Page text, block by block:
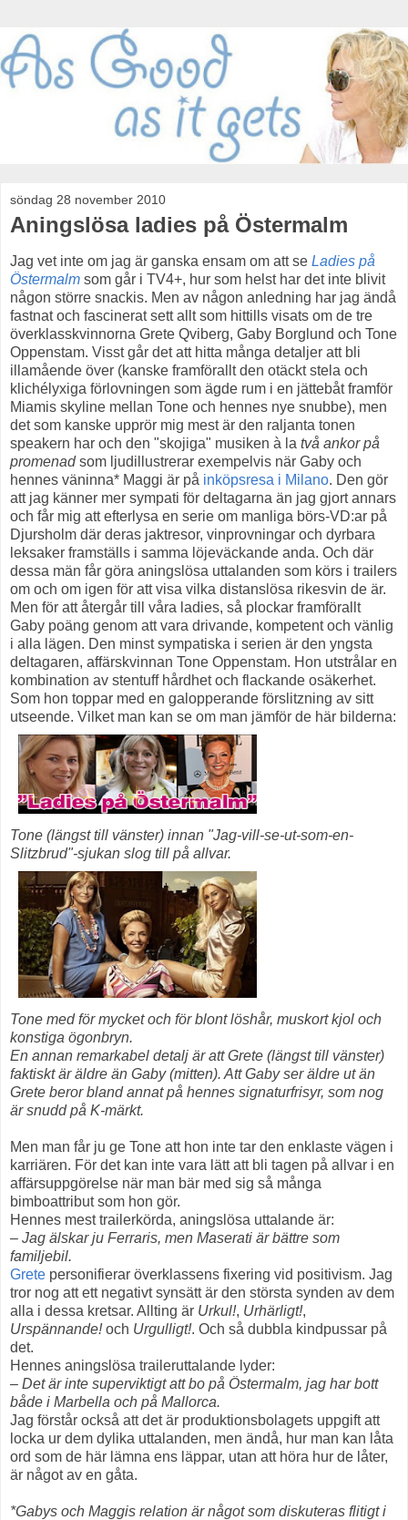
söndag 28 november 2010
Aningslösa ladies på Östermalm
Jag vet inte om jag är ganska ensam om att se Ladies på
Östermalm som går i TV4+, hur som helst har det inte blivit
någon större snackis. Men av någon anledning har jag ändå
fastnat och fascinerat sett allt som hittills visats om de tre
överklasskvinnorna Grete Qviberg, Gaby Borglund och Tone
Oppenstam. Visst går det att hitta många detaljer att bli
illamående över (kanske framförallt den otäckt stela och
klichélyxiga förlovningen som ägde rum i en jättebåt framför
Miamis skyline mellan Tone och hennes nye snubbe), men
det som kanske upprör mig mest är den raljanta tonen
speakern har och den "skojiga" musiken à la två ankor på
promenadsom ljudillustrerar exempelvis när Gaby och
hennes väninna* Maggi är på inköpsresa i Milano. Den gör
att jag känner mer sympati för deltagarna än jag gjort annars
och får mig att efterlysa en serie om manliga börs-VD:ar på
Djursholm där deras jaktresor, vinprovningar och dyrbara
leksaker framställs i samma löjeväckande anda. Och där
dessa män får göra aningslösa uttalanden som körs i trailers
om och om igen för att visa vilka distanslösa rikesvin de är.
Men för att återgår till våra ladies, så plockar framförallt
Gaby poäng genom att vara drivande, kompetent och vänlig
i alla lägen. Den minst sympatiska i serien är den yngsta
deltagaren, affärskvinnan Tone Oppenstam. Hon utstrålar en
kombination av stentuff hårdhet och flackande osäkerhet.
Som hon toppar med en galopperande förslitzning av sitt
utseende. Vilket man kan se om man jämför de här bilderna:
Tone (längst till vänster) innan "Jag-vill-se-ut-som-en-
Slitzbrud"-sjukan slog till på allvar.
Tone med för mycket och för blont löshår, muskort kjol och
konstiga ögonbryn.
En annan remarkabel detalj är att Grete (längst till vänster)
faktiskt är äldre än Gaby (mitten). Att Gaby ser äldre ut än
Grete beror bland annat på hennes signaturfrisyr, som nog
är snudd på K-märkt.
Men man får ju ge Tone att hon inte tar den enklaste vägen i
karriären. För det kan inte vara lätt att bli tagen på allvar i en
affärsuppgörelse när man bär med sig så många
bimboattribut som hon gör.
Hennes mest trailerkörda, aningslösa uttalande är:
– Jag älskar ju Ferraris, men Maserati är bättre som
familjebil.
Grete personifierar överklassens fixering vid positivism. Jag
tror nog att ett negativt synsätt är den största synden av dem
alla i dessa kretsar. Allting är Urkul!, Urhärligt!,
Urspännande!och Urgulligt!. Och så dubbla kindpussar på
det.
Hennes aningslösa traileruttalande lyder:
– Det är inte superviktigt att bo på Östermalm, jag har bott
både i Marbella och på Mallorca.
Jag förstår också att det är produktionsbolagets uppgift att
locka ur dem dylika uttalanden, men ändå, hur man kan låta
ord som de här lämna ens läppar, utan att höra hur de låter,
är något av en gåta.
*Gabys och Maggis relation är något som diskuteras flitigt i